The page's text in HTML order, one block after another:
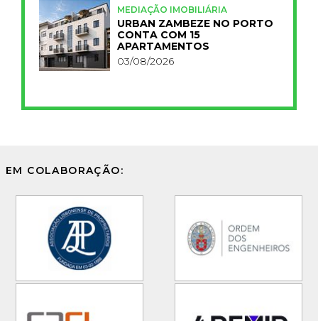
MEDIAÇÃO IMOBILIÁRIA
URBAN ZAMBEZE NO PORTO
CONTA COM 15
APARTAMENTOS
03/08/2026
EM COLABORAÇÃO: